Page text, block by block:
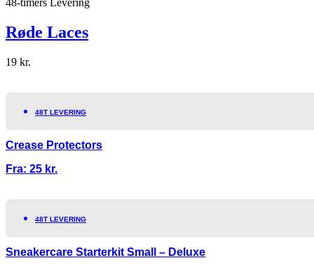
Røde Laces
19 kr.
48T LEVERING
Crease Protectors
Fra: 25 kr.
48T LEVERING
Sneakercare Starterkit Small – Deluxe